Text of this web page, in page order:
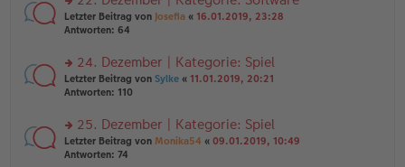
es
e
n
B
ei
tr
rs
te
n
g
el
e
n
er
Letzter Beitrag von Josefia « 16.01.2019, 23:28
Antworten: 64
rs
te
n
g
el
24. Dezember | Kategorie: Spiel
Letzter Beitrag von Sylke « 11.01.2019, 20:21
Antworten: 110
rs
te
25. Dezember | Kategorie: Spiel
Letzter Beitrag von Monika54 « 09.01.2019, 10:49
Antworten: 74